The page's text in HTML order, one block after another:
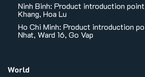
Ninh Binh: Product introduction
Khang, Hoa Lu
Ho Chi Minh: Product introduction
Nhat, Ward 16, Go Vap
World